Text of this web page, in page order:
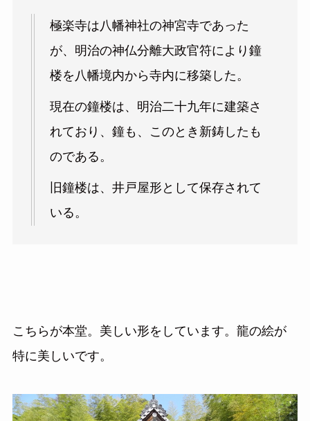
極楽寺は八幡神社の神宮寺であった
が、明治の神仏分離大政官符により鐘
楼を八幡境内から寺内に移築した。
現在の鐘楼は、明治二十九年に建築さ
れており、鐘も、このとき新鋳したも
のである。
旧鐘楼は、井戸屋形として保存されて
いる。
こちらが本堂。美しい形をしています。龍の絵が
特に美しいです。